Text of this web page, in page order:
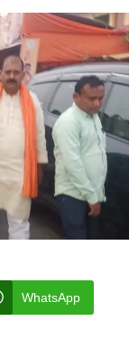
WhatsApp